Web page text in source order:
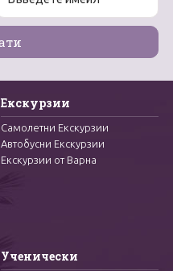
Екскурзии
Самолетни Екскурзии
Автобусни Екскурзии
Екскурзии от Варна
Ученически